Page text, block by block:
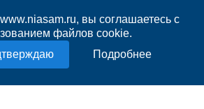
вы соглашаетесь с
файлов cookie.
Подробнее